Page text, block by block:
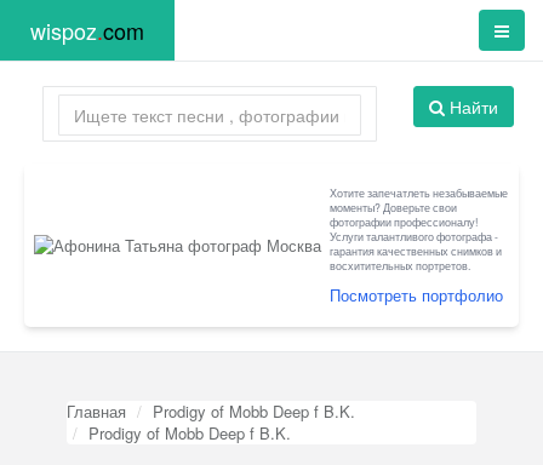
wispoz.com
Найти
Хотите запечатлеть незабываемые
моменты? Доверьте свои
фотографии профессионалу!
Услуги талантливого фотографа -
гарантия качественных снимков и
восхитительных портретов.
Посмотреть портфолио
Главная
Prodigy of Mobb Deep f B.K.
Prodigy of Mobb Deep f B.K.